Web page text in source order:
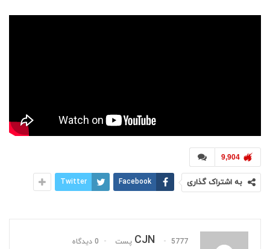
9,904
به اشتراک گذاری Facebook
Twitter
CJN 5777 پست 0 دیدگاه